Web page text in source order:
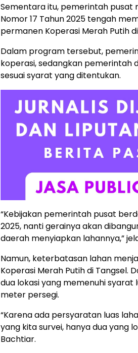
Sementara itu, pemerintah pusat
Nomor 17 Tahun 2025 tengah
permanen Koperasi Merah Putih
Dalam program tersebut,
koperasi, sedangkan pemerintah
sesuai syarat yang ditentukan.
“Kebijakan pemerintah pusat
2025, nanti gerainya akan
daerah menyiapkan lahannya,”
Namun, keterbatasan lahan
Koperasi Merah Putih di Tangsel.
dua lokasi yang memenuhi syarat
meter persegi.
“Karena ada persyaratan luas
yang kita survei, hanya dua yang
Bachtiar.